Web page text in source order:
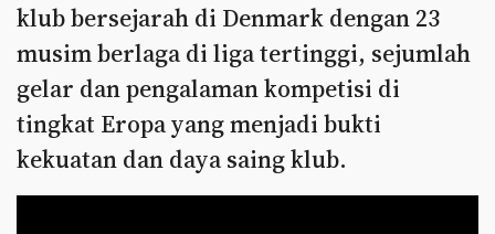
klub bersejarah di Denmark dengan 23
musim berlaga di liga tertinggi, sejumlah
gelar dan pengalaman kompetisi di
tingkat Eropa yang menjadi bukti
kekuatan dan daya saing klub.